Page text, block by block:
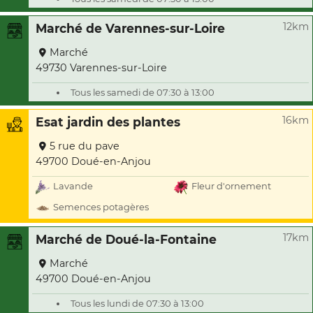
Marché de Varennes-sur-Loire 12km
Marché
49730 Varennes-sur-Loire
Tous les samedi de 07:30 à 13:00
Esat jardin des plantes 16km
5 rue du pave
49700 Doué-en-Anjou
Lavande
Fleur d'ornement
Semences potagères
Marché de Doué-la-Fontaine 17km
Marché
49700 Doué-en-Anjou
Tous les lundi de 07:30 à 13:00